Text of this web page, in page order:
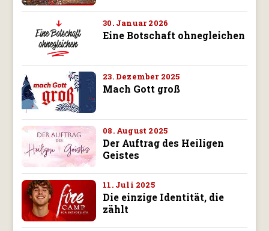
30. Januar 2026
Eine Botschaft ohnegleichen
23. Dezember 2025
Mach Gott groß
08. August 2025
Der Auftrag des Heiligen
Geistes
11. Juli 2025
Die einzige Identität, die
zählt